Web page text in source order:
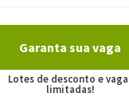
Garanta sua vaga
Lotes de desconto e
limitadas!